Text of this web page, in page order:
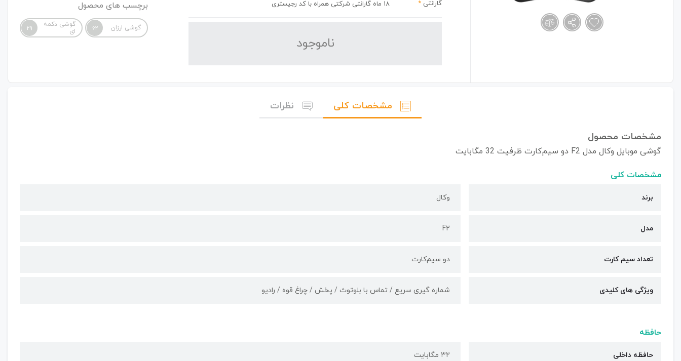
گارانتی * 18 ماه گارانتی شرکتی همراه با کد رجیستری
نا‌موجود
برچسب های محصول
گوشی ارزان 62
گوشی دکمه
ای
29
مشخصات کلی نظرات
مشخصات محصول
گوشی موبایل وکال مدل F2 دو سیم‌کارت ظرفیت 32 مگابایت
مشخصات کلی
برند وکال
مدل F2
تعداد سیم کارت دو سیم‌کارت
ویژگی های کلیدی شماره گیری سریع / تماس با بلوتوث / پخش / چراغ قوه / رادیو
حافظه
حافظه داخلی ۳۲ مگابایت